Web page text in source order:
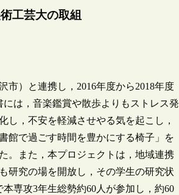
工芸大の取組
）と連携し，2016年度から2018年度
は，音楽鑑賞や散歩よりもストレス発
し，不安を軽減させやる気を起こし，
館で過ごす時間を豊かにする椅子」を
。また，本プロジェクトは，地域連携
研究の場を開放し，その学生の研究状
専攻3年生総勢約60人が参加し，約60